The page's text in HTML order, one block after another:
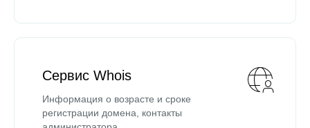
Сервис Whois
Информация о возрасте и сроке
регистрации домена, контакты